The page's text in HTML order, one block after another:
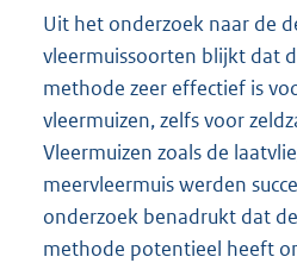
Uit het onderzoek naar de
vleermuissoorten blijkt dat
methode zeer effectief is
vleermuizen, zelfs voor
Vleermuizen zoals de
meervleermuis werden
onderzoek benadrukt dat
methode potentieel heeft